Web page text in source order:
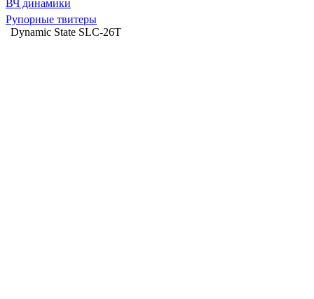
ВЧ динамики
Рупорные твитеры
Dynamic State SLC-26T